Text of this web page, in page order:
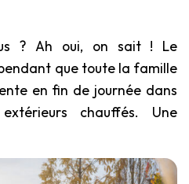
? Ah oui, on sait ! Le
que toute la famille
en fin de journée dans
chauffés. Une